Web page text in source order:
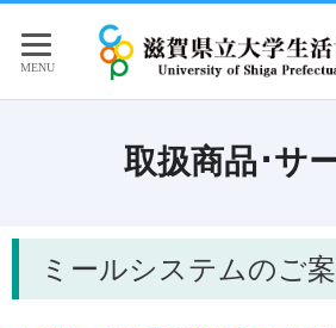
取扱商品･サ
ミールシステムのご